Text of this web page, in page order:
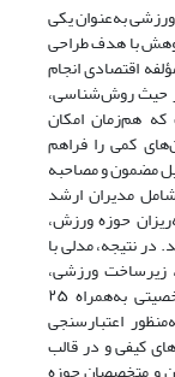
به‌عنوان یکی
با هدف طراحی
اقتصادی انجام
حیث روش‌شناسی،
هم‌زمان امکان
کمی را فراهم
مضمون و مصاحبه
برجسته شامل مدیران ارشد
حوزه ورزش،
در نتیجه، مدلی با
زیرساخت ورزشی،
عوامل سازمانی، عوامل محیطی و ویژگی‌های شخصیتی به‌همراه ۲۵
اعتبارسنجی
کیفی و در قالب